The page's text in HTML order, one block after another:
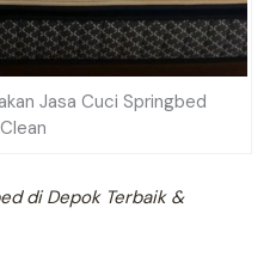
Jasa Cuci Springbed
di Depok Terbaik &